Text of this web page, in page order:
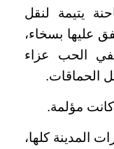
يتيمة لنقل
عليها بسخاء،
الحب عزاء
الحماقات.
كانت مؤلمة.
المدينة كلها،